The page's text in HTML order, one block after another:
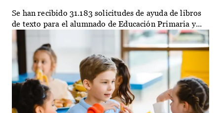
Se han recibido 31.183 solicitudes de ayuda de libros
de texto para el alumnado de Educación Primaria y...